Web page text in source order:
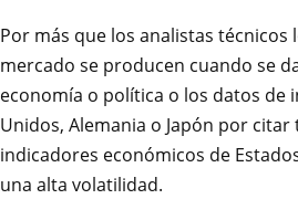
Por más que los analistas
mercado se producen cuando se
economía o política o los datos de
Unidos, Alemania o Japón por
indicadores económicos de
una alta volatilidad.